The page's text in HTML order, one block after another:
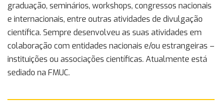
graduação, seminários, workshops, congressos nacionais
e internacionais, entre outras atividades de divulgação
científica. Sempre desenvolveu as suas atividades em
colaboração com entidades nacionais e/ou estrangeiras –
instituições ou associações científicas. Atualmente está
sediado na FMUC.